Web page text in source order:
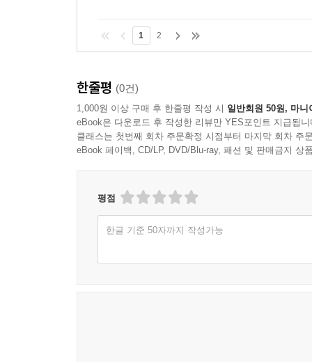
1 2
한줄평 (0건)
1,000원 이상 구매 후 한줄평 작성 시 일반회원 50원, 마니
eBook은 다운로드 후 작성한 리뷰만 YES포인트 지급됩니
클래스는 첫번째 회차 주문확정 시점부터 마지막 회차 주
eBook 페이백, CD/LP, DVD/Blu-ray, 패션 및 판매금지 상
평점
한글 기준 50자까지 작성가능